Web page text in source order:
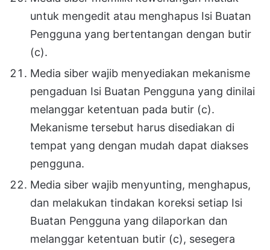
untuk mengedit atau menghapus Isi Buatan
Pengguna yang bertentangan dengan butir
(c).
Media siber wajib menyediakan mekanisme
pengaduan Isi Buatan Pengguna yang dinilai
melanggar ketentuan pada butir (c).
Mekanisme tersebut harus disediakan di
tempat yang dengan mudah dapat diakses
pengguna.
Media siber wajib menyunting, menghapus,
dan melakukan tindakan koreksi setiap Isi
Buatan Pengguna yang dilaporkan dan
melanggar ketentuan butir (c), sesegera